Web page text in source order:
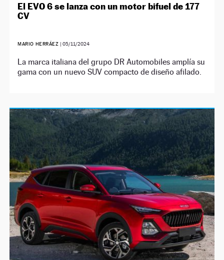
El EVO 6 se lanza con un motor bifuel de 177
CV
MARIO HERRÁEZ |05/11/2024
La marca italiana del grupo DR Automobiles amplía su
gama con un nuevo SUV compacto de diseño afilado.